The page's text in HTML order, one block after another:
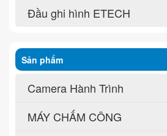
Đầu ghi hình ETECH
Sản phẩm
Camera Hành Trình
MÁY CHẤM CÔNG